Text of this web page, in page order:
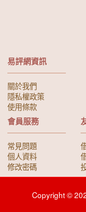
易評網資訊
關於我們
隱私權政策
使用條款
會員服務
常見問題
個人資料
修改密碼
Copyright ©